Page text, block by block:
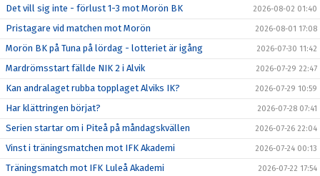
Det vill sig inte - förlust 1-3 mot Morön BK 2026-08-02 01:40
Pristagare vid matchen mot Morön 2026-08-01 17:08
Morön BK på Tuna på lördag - lotteriet är igång 2026-07-30 11:42
Mardrömsstart fällde NIK 2 i Alvik 2026-07-29 22:47
Kan andralaget rubba topplaget Alviks IK? 2026-07-29 10:59
Har klättringen börjat? 2026-07-28 07:41
Serien startar om i Piteå på måndagskvällen 2026-07-26 22:04
Vinst i träningsmatchen mot IFK Akademi 2026-07-24 00:13
Träningsmatch mot IFK Luleå Akademi 2026-07-22 17:54